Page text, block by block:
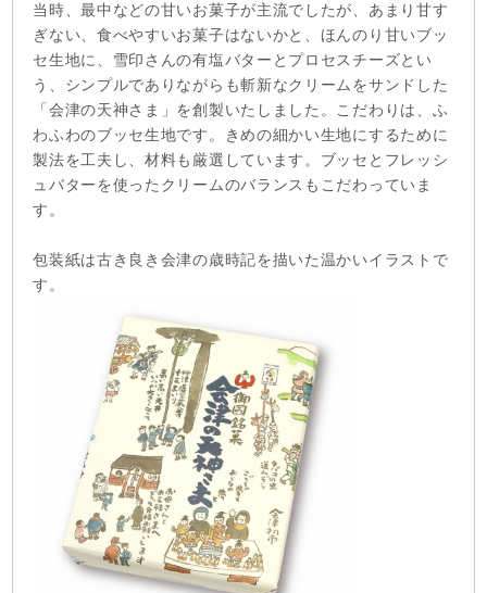
当時、最中などの甘いお菓子が主流でしたが、あまり甘す
ぎない、食べやすいお菓子はないかと、ほんのり甘いブッ
セ生地に、雪印さんの有塩バターとプロセスチーズとい
う、シンプルでありながらも斬新なクリームをサンドした
「会津の天神さま」を創製いたしました。こだわりは、ふ
わふわのブッセ生地です。きめの細かい生地にするために
製法を工夫し、材料も厳選しています。ブッセとフレッシ
ュバターを使ったクリームのバランスもこだわっていま
す。
包装紙は古き良き会津の歳時記を描いた温かいイラストで
す。